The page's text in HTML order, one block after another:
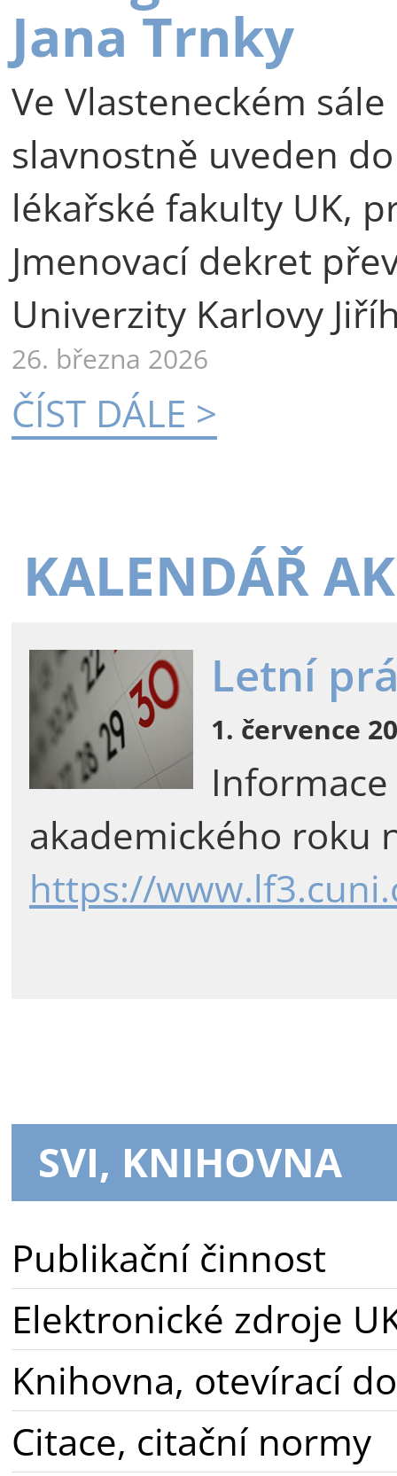
Jana Trnky
Ve Vlasteneckém
slavnostně uveden
lékařské fakulty UK,
Jmenovací dekret
Univerzity Karlovy
26. března 2026
ČÍST DÁLE >
KALENDÁŘ
Letní
1. července
akademického roku
https://
SVI, KNIHOVNA
Publikační činnost
Elektronické zdroje
Knihovna, otevírací
Citace, citační normy